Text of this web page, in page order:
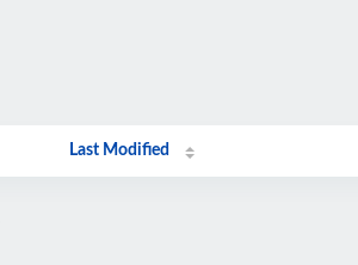
Last Modified